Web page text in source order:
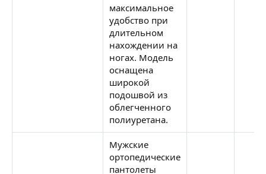
максимальное
удобство при
длительном
нахождении на
ногах. Модель
оснащена
широкой
подошвой из
облегченного
полиуретана.
Мужские
ортопедические
пантолеты